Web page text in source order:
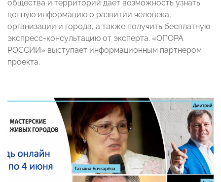
общества и территорий дает возможность узнать
ценную информацию о развитии человека,
организации и города, а также получить бесплатную
экспресс-консультацию от эксперта. «ОПОРА
РОССИИ» выступает информационным партнером
проекта.